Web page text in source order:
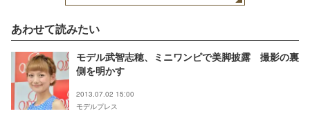
あわせて読みたい
モデル武智志穂、ミニワンピで美脚披露 撮影の裏
側を明かす
2013.07.02 15:00
モデルプレス